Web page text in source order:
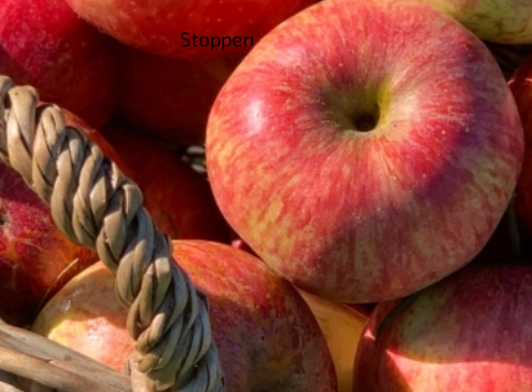
Stoppen